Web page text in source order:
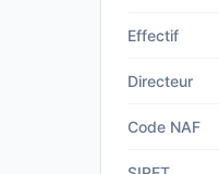
Effectif
Directeur
Code NAF